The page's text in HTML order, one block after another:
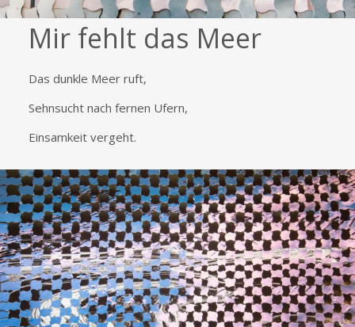
Mir fehlt das Meer
Das dunkle Meer ruft,
Sehnsucht nach fernen Ufern,
Einsamkeit vergeht.